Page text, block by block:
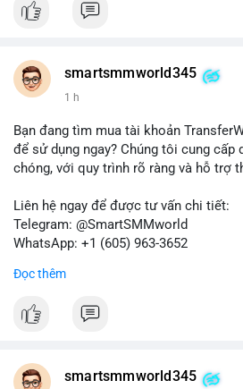
#buyverifiedalipayaccounts
smartsmmworld345
1 h
Bạn đang tìm mua tài khoản
để sử dụng ngay? Chúng tôi cung cấp
chóng, với quy trình rõ ràng và hỗ trợ
Liên hệ ngay để được tư vấn chi tiết:
Telegram: @SmartSMMworld
WhatsApp: +1 (605) 963-3652
Lưu ý: Việc mua bán tài khoản có thể
Đọc thêm
smartsmmworld345